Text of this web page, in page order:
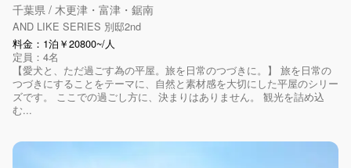
千葉県 / 木更津・富津・鋸南
AND LIKE SERIES 別邸2nd
料金：1泊￥20800~/人
定員：4名
【愛犬と、ただ過ごす為の平屋。旅を日常のつづきに。】 旅を日常の
つづきにすることをテーマに、自然と素材感を大切にした平屋のシリー
ズです。 ここでの過ごし方に、決まりはありません。 観光を詰め込
む...